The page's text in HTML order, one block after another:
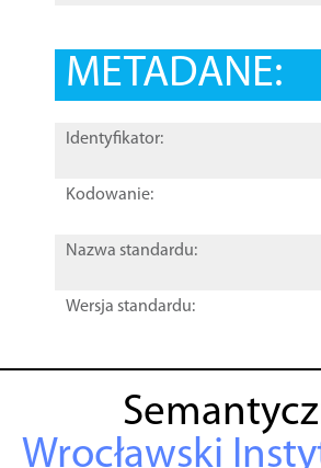
METADANE:
Identyfikator:
Kodowanie:
Nazwa standardu:
Wersja standardu:
Wrocławski